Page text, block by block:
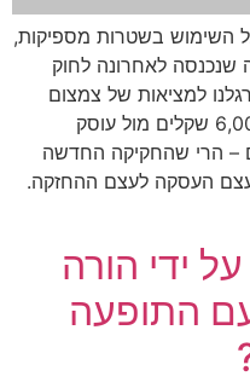
השימוש בשטרות מספיקות,
שנכנסה לאחרונה לחוק
בעוד שבשנת 2018 התרגלנו למציאות של צמצום
עסקאות במזומן – עם תקרה של 6,000 שקלים מול עוסק
– הרי שהחקיקה החדשה
העסקה לעצם ההחזקה.
ידי הורה
התופעה